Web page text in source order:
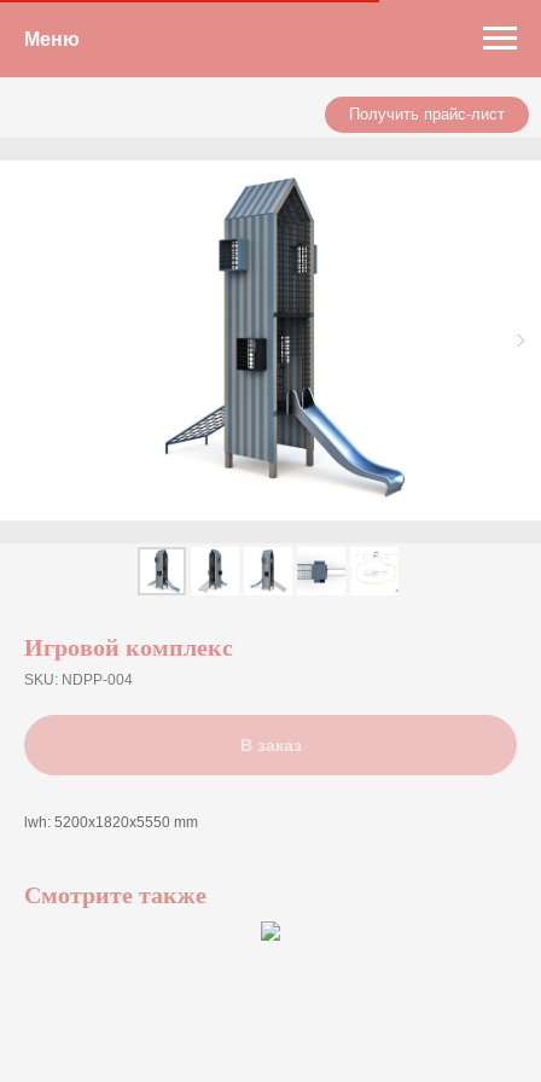
Меню
Получить прайс-лист
Игровой комплекс
SKU: NDPP-004
В заказ
lwh: 5200x1820x5550 mm
Смотрите также